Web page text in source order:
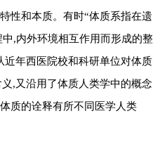
性和本质。有时“体质系指在遗
,内外环境相互作用而形成的整
近年西医院校和科研单位对体质
,又沿用了体质人类学中的概念
质的诠释有所不同医学人类